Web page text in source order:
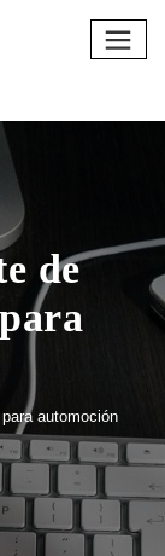
de
automoción